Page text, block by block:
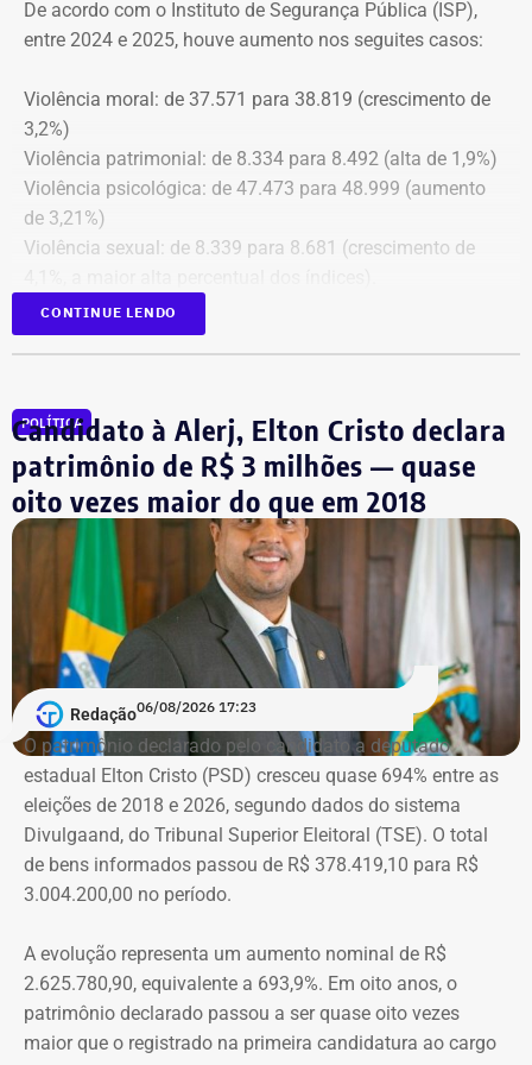
apuração de possíveis ilícitos nas esferas cível e criminal,
e à Secretaria de Regime Próprio e Complementar do
De acordo com o Instituto de Segurança Pública (ISP),
entre 2024 e 2025, houve aumento nos seguites casos:
Violência moral: de 37.571 para 38.819 (crescimento de
3,2%)
Violência patrimonial: de 8.334 para 8.492 (alta de 1,9%)
Violência psicológica: de 47.473 para 48.999 (aumento
de 3,21%)
Violência sexual: de 8.339 para 8.681 (crescimento de
A única estatística que apresentou queda foi a de
violência física, que passou de 43.743 em 2024 para
Símbolo dessa batalha, a atriz e jornalista Cristiane
Machado vivenciou essa realidade em 2018, quando se
tornou conhecida do público ao filmar as agressões que
sofria do ex-marido, o empresário e ex-diplomata Sérgio
Schiller Thompson-Flores. Em setembro do ano seguinte,
a Justiça do Rio o condenou a três anos de prisão em
regime semiaberto.
Em conversa com o TEMPO REAL RJ, Cristiane analisa o
que ainda falta às mulheres na hora de denunciar os
companheiros por violência doméstica.
“Creio que duas coisas ainda impedem as mulheres de
seguirem adiante nesta batalha. A vergonha e o medo.
Porque é necessário ter mais do que coragem para seguir
adiante no enfrentamento à violência doméstica. Pois
primeiro é o temor de continuar viva e estar ao lado do
agressor. E o outro é o que vai acontecer com ela depois
que a denúncia for feita. Afinal, há o receio que alguma
brecha legal permita que o agressor, de alguma forma,
CONTINUE LENDO
POLÍTICA
Candidato à Alerj, Elton Cristo declara
patrimônio de R$ 3 milhões — quase
oito vezes maior do que em 2018
Redação06/08/2026 17:23
O patrimônio declarado pelo candidato a deputado
estadual Elton Cristo (PSD) cresceu quase 694% entre as
eleições de 2018 e 2026, segundo dados do sistema
Divulgaand, do Tribunal Superior Eleitoral (TSE). O total
de bens informados passou de R$ 378.419,10 para R$
3.004.200,00 no período.
A evolução representa um aumento nominal de R$
2.625.780,90, equivalente a 693,9%. Em oito anos, o
patrimônio declarado passou a ser quase oito vezes
maior que o registrado na primeira candidatura ao cargo